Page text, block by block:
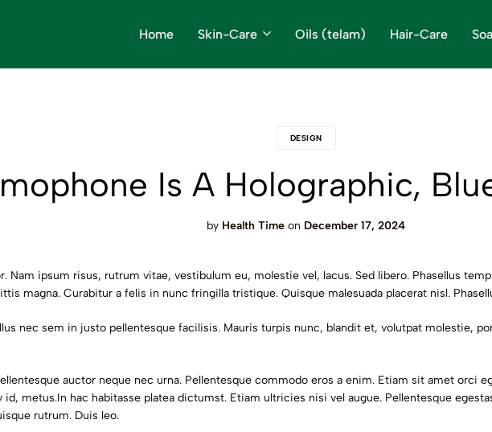
का आधार है ये उत्पाद, बाजार के हानिकारक रसायन वाली उत्पादों से बढ़ रही है बीमारियां । स्वस्थ जीवन जीने के लिए
का आधार है ये उत्पाद, बाजार के हानिकारक रसायन वाली उत्पादों से बढ़ रही है बीमारियां । स्वस्थ जीवन जीने के लिए
का आधार है ये उत्पाद, बाजार के हानिकारक रसायन वाली उत्पादों से बढ़ रही है बीमारियां । स्वस्थ जीवन जीने के लिए
Home Skin-Care Oils (telam) Hair-Care
DESIGN
Is A Holographic,
by Health Time on December 17, 2024
Nam ipsum risus, rutrum vitae, vestibulum eu, molestie vel, lacus. Sed libero. Phasellus
magna. Curabitur a felis in nunc fringilla tristique. Quisque malesuada placerat nisl.
nec sem in justo pellentesque facilisis. Mauris turpis nunc, blandit et, volutpat molestie,
auctor neque nec urna. Pellentesque commodo eros a enim. Etiam sit amet orci
metus.In hac habitasse platea dictumst. Etiam ultricies nisi vel augue. Pellentesque
rutrum. Duis leo.